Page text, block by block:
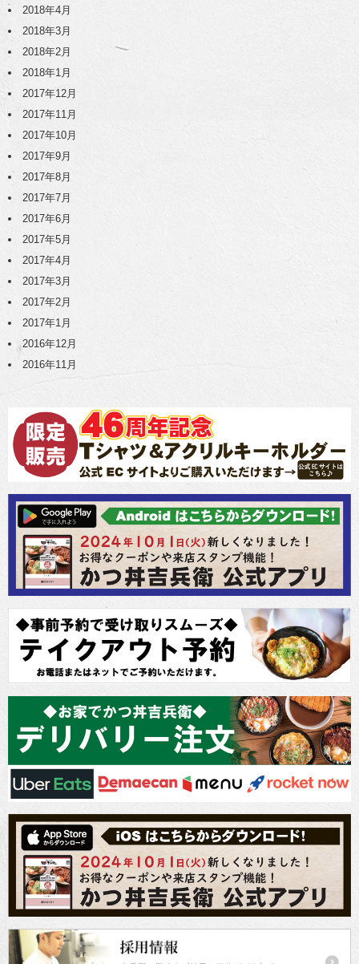
2018年4月
2018年3月
2018年2月
2018年1月
2017年12月
2017年11月
2017年10月
2017年9月
2017年8月
2017年7月
2017年6月
2017年5月
2017年4月
2017年3月
2017年2月
2017年1月
2016年12月
2016年11月